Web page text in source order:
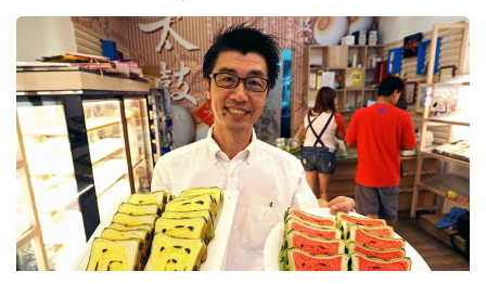
Youtubeři
Virály
Sex a vztahy
Videa
Sledujte prima+